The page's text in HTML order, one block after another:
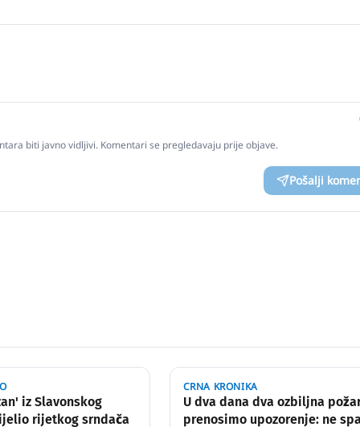
biti javno vidljivi. Komentari se pregledavaju prije objave.
Pošalji
iz Slavonskog
rijetkog srndača
CRNA KRONIKA
U dva dana dva ozbiljna
prenosimo upozorenje: ne